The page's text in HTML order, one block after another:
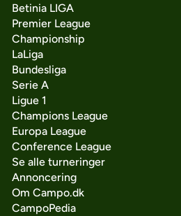
Betinia LIGA
Premier League
Championship
LaLiga
Bundesliga
Serie A
Ligue 1
Champions League
Europa League
Conference League
Se alle turneringer
Annoncering
Om Campo.dk
CampoPedia